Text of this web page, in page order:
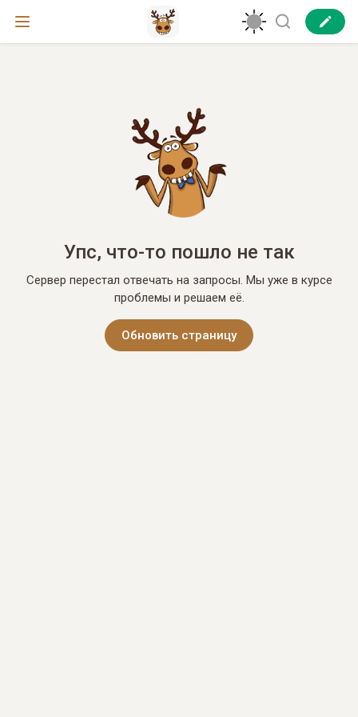
Упс, что-то пошло не так
Сервер перестал отвечать на запросы. Мы уже в курсе
проблемы и решаем её.
Обновить страницу